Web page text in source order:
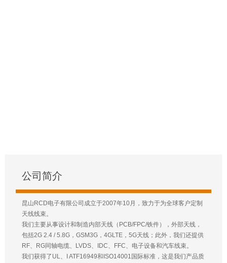
公司简介
昆山RCD电子有限公司成立于2007年10月，致力于为全球客户定制
天线线束。
我们主要从事设计和制造内部天线（PCB/FPC/铁件），外部天线，
包括2G 2.4 / 5.8G，GSM3G，4GLTE，5G天线；此外，我们还提供
RF、RG同轴电缆、LVDS、IDC、FFC、电子设备和汽车线束。
我们获得了UL、I ATF16949和ISO14001国际标准，这是我们产品质